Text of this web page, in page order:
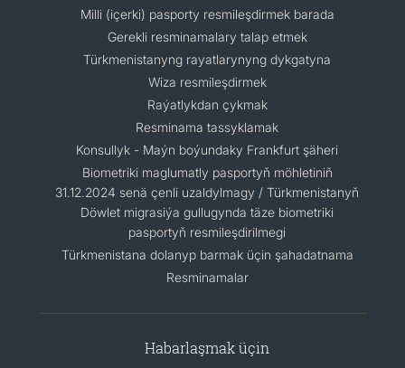
Milli (içerki) pasporty resmileşdirmek barada
Gerekli resminamalary talap etmek
Türkmenistanyng rayatlarynyng dykgatyna
Wiza resmileşdirmek
Raýatlykdan çykmak
Resminama tassyklamak
Konsullyk - Maýn boýundaky Frankfurt şäheri
Biometriki maglumatly pasportyň möhletiniň
31.12.2024 senä çenli uzaldylmagy / Türkmenistanyň
Döwlet migrasiýa gullugynda täze biometriki
pasportyň resmileşdirilmegi
Türkmenistana dolanyp barmak üçin şahadatnama
Resminamalar
Habarlaşmak üçin